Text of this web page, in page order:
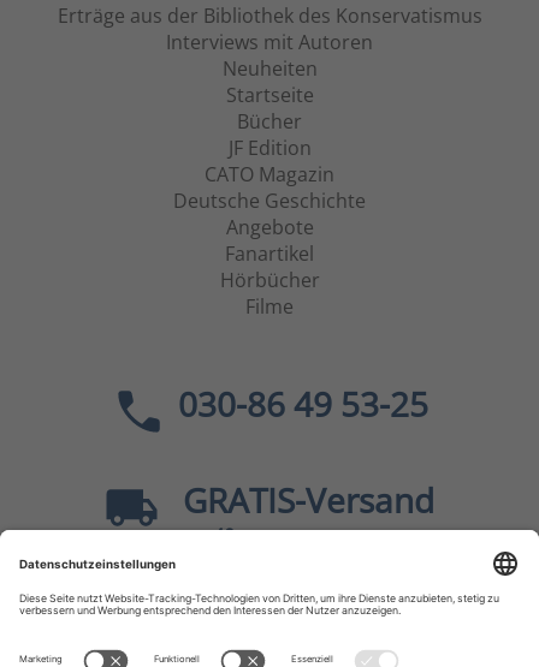
Erträge aus der Bibliothek des Konservatismus
Interviews mit Autoren
Neuheiten
Startseite
Bücher
JF Edition
CATO Magazin
Deutsche Geschichte
Angebote
Fanartikel
Hörbücher
Filme
030-86 49 53-25
GRATIS-Versand
40
Sicher dank SSL